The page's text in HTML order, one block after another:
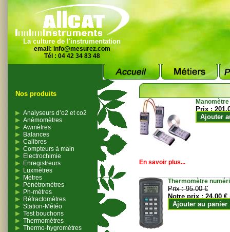
La culture de l'instrumentation
email: info@mesurez.com
Tél : 04 42 34 83 48
Nos produits
Analyseurs d’o2 et co2
Anémomètres
Awmètres
Balances
Calibres
Compteurs à main
Electrochimie
Enregistreurs
Luxmètres
Mètres
Pénétromètres
Ph-mètres
Réfractomètres
Station-Météo
Test bouchons
Thermomètres
Thermo-hygromètres
Prix :
Ajouter
En savoir plus...
Thermomètre
Prix :95.00 €
Notre prix :24.00 €
Ajouter au panier